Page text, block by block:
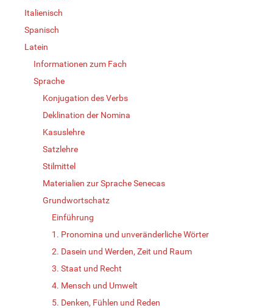
Italienisch
Spanisch
Latein
Informationen zum Fach
Sprache
Konjugation des Verbs
Deklination der Nomina
Kasuslehre
Satzlehre
Stilmittel
Materialien zur Sprache Senecas
Grundwortschatz
Einführung
1. Pronomina und unveränderliche Wörter
2. Dasein und Werden, Zeit und Raum
3. Staat und Recht
4. Mensch und Umwelt
5. Denken, Fühlen und Reden